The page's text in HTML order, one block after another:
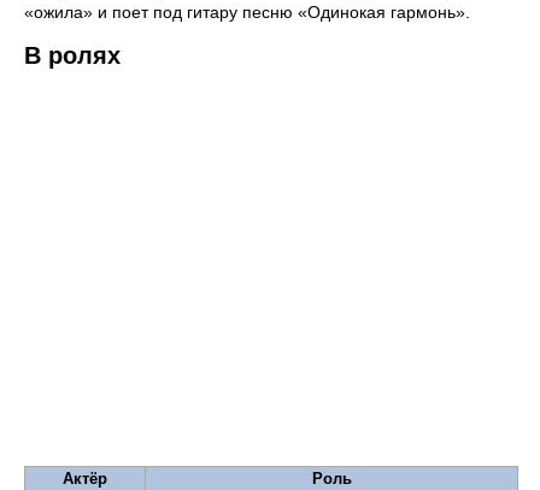
«ожила» и поет под гитару песню «Одинокая гармонь».
В ролях
Актёр
Роль